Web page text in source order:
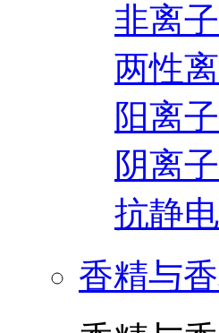
非离
两性
阳离
阴离
抗静
香精与